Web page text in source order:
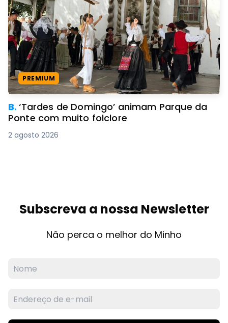
PREMIUM
B.‘Tardes de Domingo’ animam Parque da
Ponte com muito folclore
2 agosto 2026
Subscreva a nossa Newsletter
Não perca o melhor do Minho